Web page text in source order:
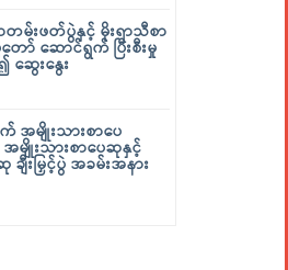
တမ်းဖတ်ပွဲနှင့် မိုးရာသီစာ
ော် ဆောင်ရွက် ပြီးစီးမှု
ဆွေးနွေး
အမျိုးသားစာပေ
ျိုးသားစာပေဆုနှင့်
ချီးမြှင့်ပွဲ အခမ်းအနား